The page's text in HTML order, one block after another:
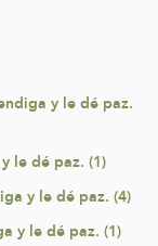
y le dé paz.
le dé paz. (1)
y le dé paz. (4)
y le dé paz. (1)